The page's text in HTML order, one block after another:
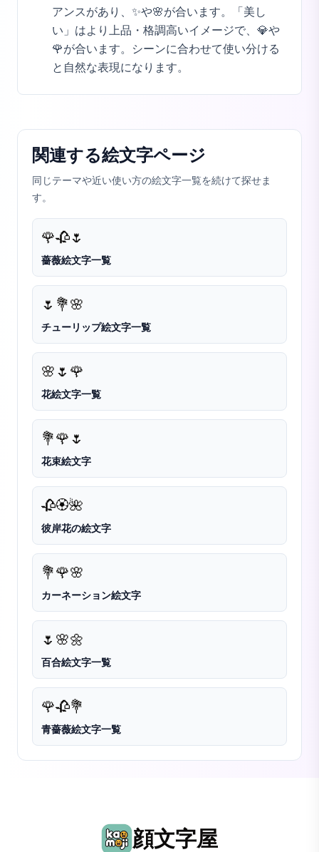
アンスがあり、✨や🌸が合います。「美し
い」はより上品・格調高いイメージで、💎や
🌹が合います。シーンに合わせて使い分ける
と自然な表現になります。
関連する絵文字ページ
同じテーマや近い使い方の絵文字一覧を続けて探せま
す。
🌹🥀🌷
薔薇絵文字一覧
🌷 💐🌸
チューリップ絵文字一覧
🌸 🌷 🌹
花絵文字一覧
💐🌹 🌷
花束絵文字
🥀🏵️🌺
彼岸花の絵文字
💐🌹🌸
カーネーション絵文字
🌷 🌸🌼
百合絵文字一覧
🌹🥀💐
青薔薇絵文字一覧
顔文字屋